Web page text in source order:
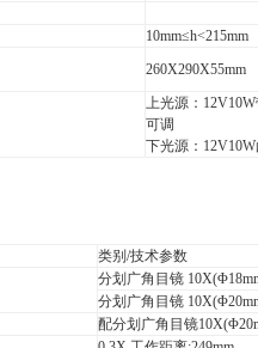
10mm≤h<215mm
260X290X55mm
上光源：
可调
下光源：
类别/技术参数
分划广角目镜
分划广角目镜
配分划广角目镜